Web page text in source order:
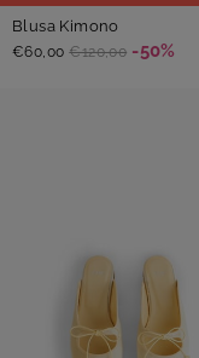
Blusa Kimono
€60,00 €120,00 -50%